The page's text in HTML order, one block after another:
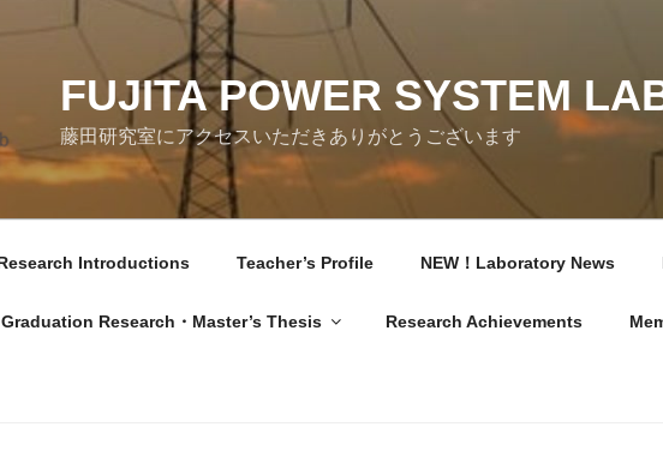
FUJITA POWER SYSTEM
藤田研究室にアクセスいただきありがとうございます
Introductions Teacher’s Profile NEW！Laboratory News
Graduation Research・Master’s Thesis Research Achievements